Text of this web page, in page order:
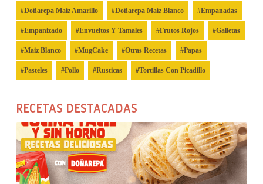
Doñarepa Maíz Amarillo Doñarepa Maíz Blanco Empanadas
Empanizado Envueltos Y Tamales Frutos Rojos Galletas
Maiz Blanco MugCake Otras Recetas Papas
Pasteles Pollo Rusticas Tortillas Con Picadillo
RECETAS DESTACADAS